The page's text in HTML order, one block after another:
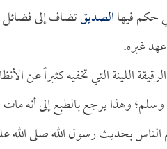
حكم فيهاالصديقتضاف إلى فضائل
غيره.
اللينة التي تخفيه كثيراً عن
وهذا يرجع بالطبع إلى أنه مات
بحديث رسول الله صلى الله